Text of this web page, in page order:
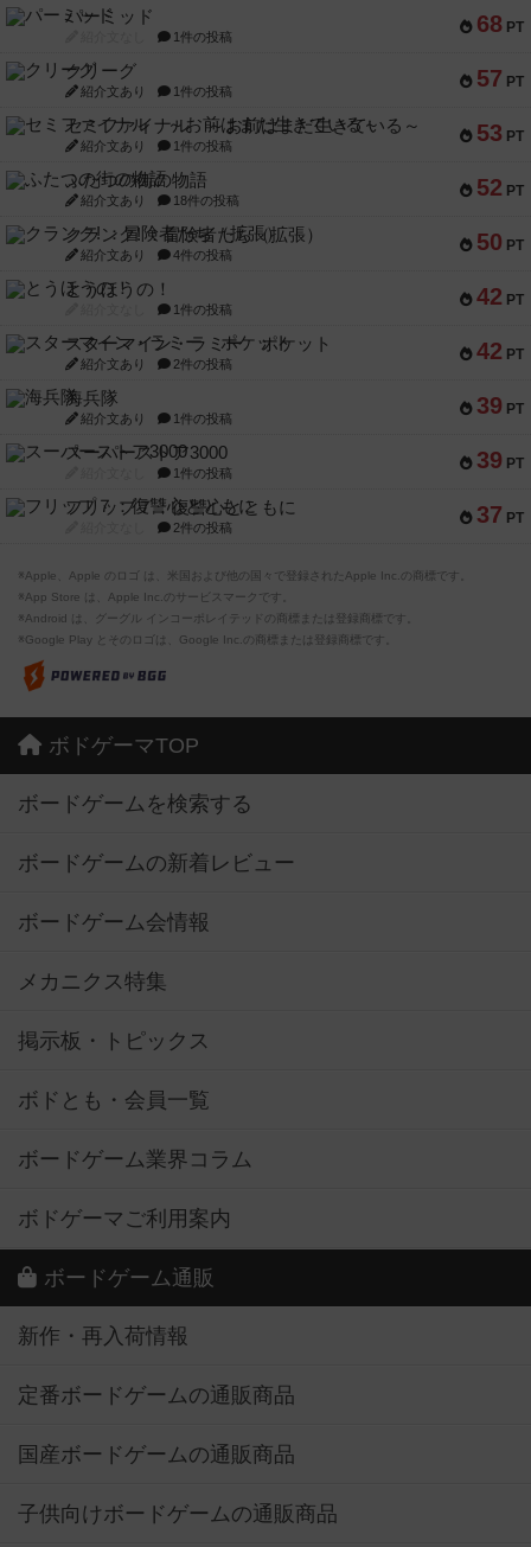
68 PT
パーミッド
1件の投稿
57 PT
クリーグ
紹介文あり 1件の投稿
53 PT
セミファイナル ～お前はまだ生きている～
紹介文あり 1件の投稿
52 PT
ふたつの街の物語
紹介文あり 18件の投稿
50 PT
クランク! ：冒険者たち（拡張）
紹介文あり 4件の投稿
42 PT
とうほうの！
1件の投稿
42 PT
スターマイン・ラミー ポケット
紹介文あり 2件の投稿
39 PT
海兵隊
紹介文あり 1件の投稿
39 PT
スーパーストア3000
1件の投稿
37 PT
フリップ７：復讐心とともに
2件の投稿
※Apple、Apple のロゴ は、米国および他の国々で登録されたApple Inc.の商標です。
※App Store は、Apple Inc.のサービスマークです。
※Android は、グーグル インコーポレイテッドの商標または登録商標です。
※Google Play とそのロゴは、Google Inc.の商標または登録商標です。
ボドゲーマTOP
ボードゲームを検索する
ボードゲームの新着レビュー
ボードゲーム会情報
メカニクス特集
掲示板・トピックス
ボドとも・会員一覧
ボードゲーム業界コラム
ボドゲーマご利用案内
ボードゲーム通販
新作・再入荷情報
定番ボードゲームの通販商品
国産ボードゲームの通販商品
子供向けボードゲームの通販商品